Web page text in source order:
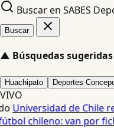
Buscar en SABES
Buscar
▲ Búsquedas sugeridas
Huachipato Deportes
VIVO
Universidad de Chile
chileno: van por